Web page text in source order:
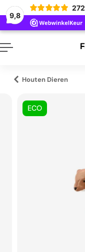
9,8
272
inhoud
Houten Dieren
ECO